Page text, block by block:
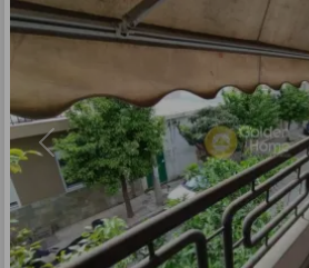
Previous